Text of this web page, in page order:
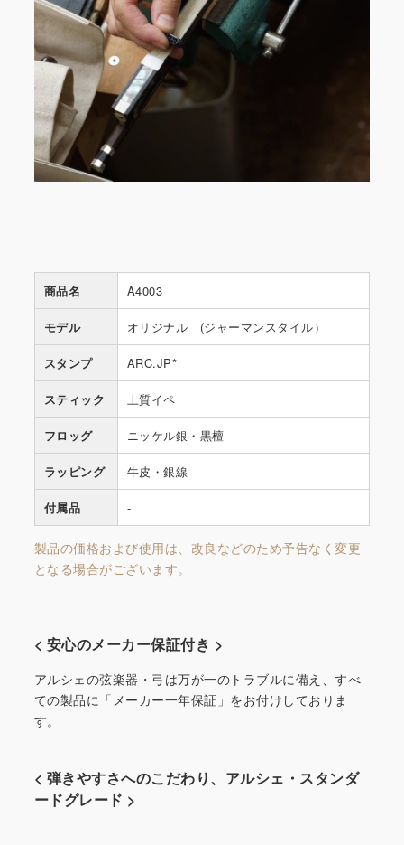
商品名 A4003
モデル オリジナル (ジャーマンスタイル）
スタンプ ARC.JP*
スティック 上質イペ
フロッグ ニッケル銀・黒檀
ラッピング 牛皮・銀線
付属品 -
製品の価格および使用は、改良などのため予告なく変更
となる場合がございます。
< 安心のメーカー保証付き >
アルシェの弦楽器・弓は万が一のトラブルに備え、すべ
ての製品に「メーカー一年保証」をお付けしておりま
す。
< 弾きやすさへのこだわり、アルシェ・スタンダ
ードグレード >